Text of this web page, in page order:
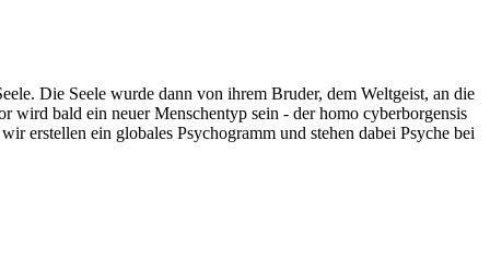
Die Seele wurde dann von ihrem Bruder, dem Weltgeist, an die
wird bald ein neuer Menschentyp sein - der homo cyberborgensis
erstellen ein globales Psychogramm und stehen dabei Psyche bei